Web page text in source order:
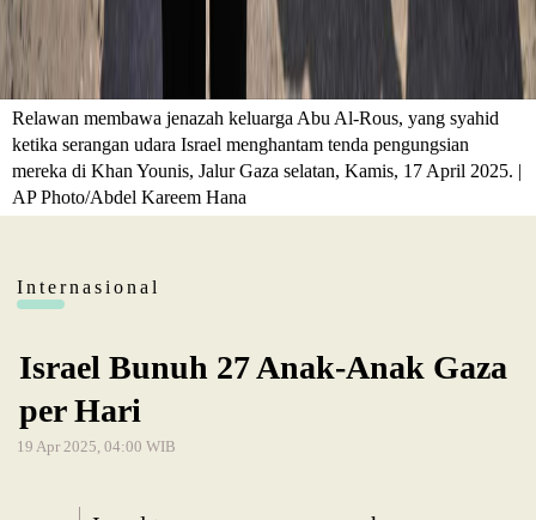
Relawan membawa jenazah keluarga Abu Al-Rous, yang syahid
ketika serangan udara Israel menghantam tenda pengungsian
mereka di Khan Younis, Jalur Gaza selatan, Kamis, 17 April 2025. |
AP Photo/Abdel Kareem Hana
Internasional
Israel Bunuh 27 Anak-Anak Gaza
per Hari
19 Apr 2025, 04:00 WIB